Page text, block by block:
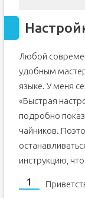
Любой
удобным
языке. У меня
«Быстрая
подробно
чайников.
инструкцию,